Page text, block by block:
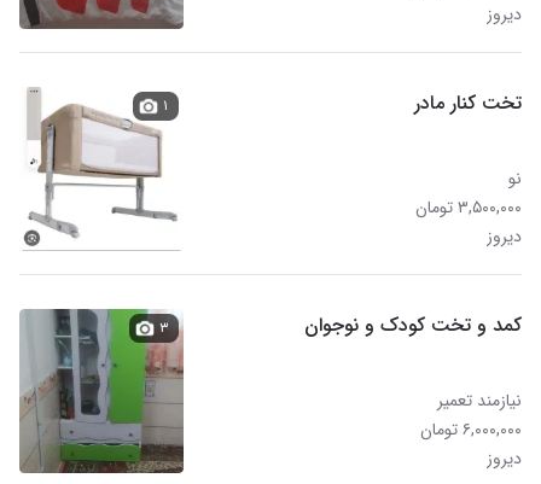
دیروز
تخت کنار مادر
نو
۳,۵۰۰,۰۰۰ تومان
دیروز
۱
کمد و تخت کودک و نوجوان
نیازمند تعمیر
۶,۰۰۰,۰۰۰ تومان
دیروز
۳